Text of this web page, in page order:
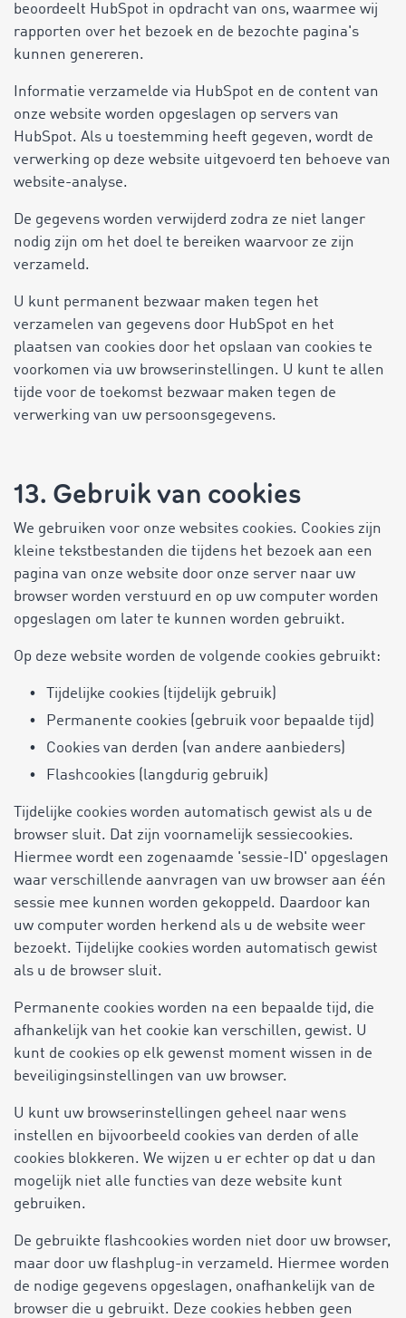
beoordeelt HubSpot in opdracht van ons, waarmee wij
rapporten over het bezoek en de bezochte pagina's
kunnen genereren.
Informatie verzamelde via HubSpot en de content van
onze website worden opgeslagen op servers van
HubSpot. Als u toestemming heeft gegeven, wordt de
verwerking op deze website uitgevoerd ten behoeve van
website-analyse.
De gegevens worden verwijderd zodra ze niet langer
nodig zijn om het doel te bereiken waarvoor ze zijn
verzameld.
U kunt permanent bezwaar maken tegen het
verzamelen van gegevens door HubSpot en het
plaatsen van cookies door het opslaan van cookies te
voorkomen via uw browserinstellingen. U kunt te allen
tijde voor de toekomst bezwaar maken tegen de
verwerking van uw persoonsgegevens.
13. Gebruik van cookies
We gebruiken voor onze websites cookies. Cookies zijn
kleine tekstbestanden die tijdens het bezoek aan een
pagina van onze website door onze server naar uw
browser worden verstuurd en op uw computer worden
opgeslagen om later te kunnen worden gebruikt.
Op deze website worden de volgende cookies gebruikt:
Tijdelijke cookies (tijdelijk gebruik)
Permanente cookies (gebruik voor bepaalde tijd)
Cookies van derden (van andere aanbieders)
Flashcookies (langdurig gebruik)
Tijdelijke cookies worden automatisch gewist als u de
browser sluit. Dat zijn voornamelijk sessiecookies.
Hiermee wordt een zogenaamde 'sessie-ID' opgeslagen
waar verschillende aanvragen van uw browser aan één
sessie mee kunnen worden gekoppeld. Daardoor kan
uw computer worden herkend als u de website weer
bezoekt. Tijdelijke cookies worden automatisch gewist
als u de browser sluit.
Permanente cookies worden na een bepaalde tijd, die
afhankelijk van het cookie kan verschillen, gewist. U
kunt de cookies op elk gewenst moment wissen in de
beveiligingsinstellingen van uw browser.
U kunt uw browserinstellingen geheel naar wens
instellen en bijvoorbeeld cookies van derden of alle
cookies blokkeren. We wijzen u er echter op dat u dan
mogelijk niet alle functies van deze website kunt
gebruiken.
De gebruikte flashcookies worden niet door uw browser,
maar door uw flashplug-in verzameld. Hiermee worden
de nodige gegevens opgeslagen, onafhankelijk van de
browser die u gebruikt. Deze cookies hebben geen